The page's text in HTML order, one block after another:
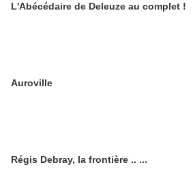
L'Abécédaire de Deleuze au complet !
Auroville
Régis Debray, la frontière .. ...